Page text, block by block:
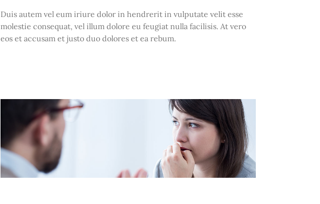
Duis autem vel eum iriure dolor in hendrerit in vulputate velit esse
molestie consequat, vel illum dolore eu feugiat nulla facilisis. At vero
eos et accusam et justo duo dolores et ea rebum.